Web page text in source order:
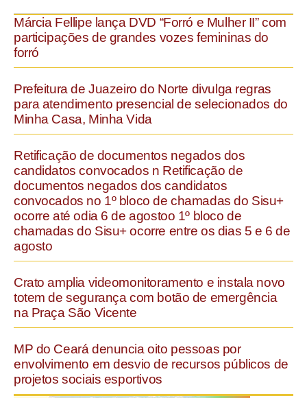
Márcia Fellipe lança DVD “Forró e Mulher II” com
participações de grandes vozes femininas do
forró
Prefeitura de Juazeiro do Norte divulga regras
para atendimento presencial de selecionados do
Minha Casa, Minha Vida
Retificação de documentos negados dos
candidatos convocados n Retificação de
documentos negados dos candidatos
convocados no 1º bloco de chamadas do Sisu+
ocorre até odia 6 de agostoo 1º bloco de
chamadas do Sisu+ ocorre entre os dias 5 e 6 de
agosto
Crato amplia videomonitoramento e instala novo
totem de segurança com botão de emergência
na Praça São Vicente
MP do Ceará denuncia oito pessoas por
envolvimento em desvio de recursos públicos de
projetos sociais esportivos